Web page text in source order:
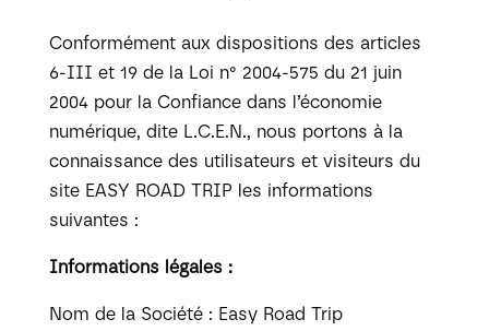
Conformément aux dispositions des articles
6-III et 19 de la Loi n° 2004-575 du 21 juin
2004 pour la Confiance dans l’économie
numérique, dite L.C.E.N., nous portons à la
connaissance des utilisateurs et visiteurs du
site EASY ROAD TRIP les informations
suivantes :
Informations légales :
Nom de la Société : Easy Road Trip